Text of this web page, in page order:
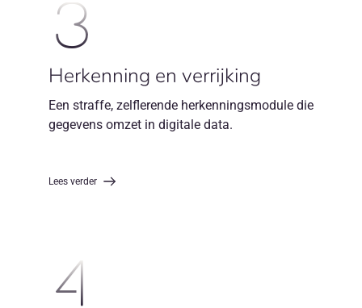
3
Herkenning en verrijking
Een straffe, zelflerende herkenningsmodule die
gegevens omzet in digitale data.
Lees verder
4